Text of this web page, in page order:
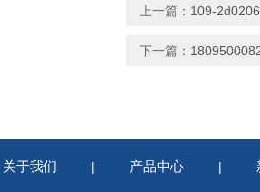
上一篇： 109-
下一篇：
关于我们 | 产品中心 |